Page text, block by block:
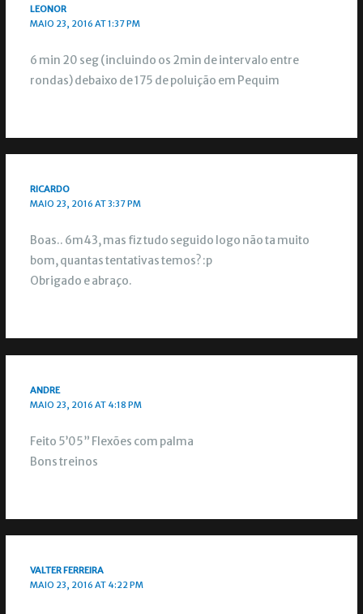
LEONOR
MAIO 23, 2016 AT 1:37 PM
6 min 20 seg (incluindo os 2min de intervalo entre
rondas) debaixo de 175 de poluição em Pequim
RICARDO
MAIO 23, 2016 AT 3:37 PM
Boas.. 6m43, mas fiz tudo seguido logo não ta muito
bom, quantas tentativas temos? :p
Obrigado e abraço.
ANDRE
MAIO 23, 2016 AT 4:18 PM
Feito 5’05” Flexões com palma
Bons treinos
VALTER FERREIRA
MAIO 23, 2016 AT 4:22 PM